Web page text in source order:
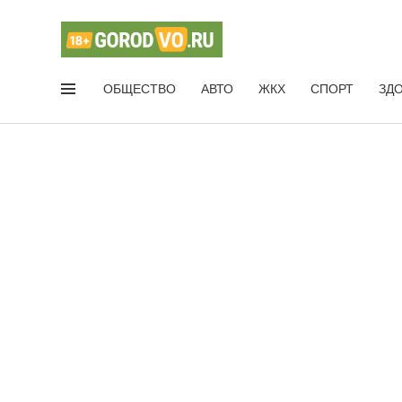
ОБЩЕСТВО АВТО ЖКХ СПОРТ